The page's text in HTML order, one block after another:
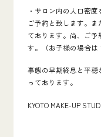
・サロン内の人口密
ご予約と致します。
ております。尚、ご予
す。（お子様の場合は
事態の早期終息と平穏
っております。
KYOTO MAKE-UP